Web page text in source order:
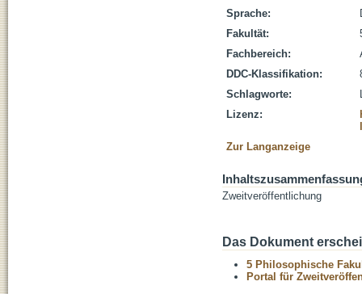
Sprache:
Fakultät:
Fachbereich:
DDC-Klassifikation:
Schlagworte:
Lizenz:
Zur Langanzeige
Zweitveröffentlichung
Das Dokument
5 Philosophische
Portal für